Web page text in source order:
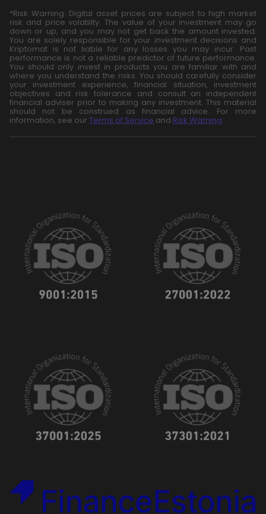
*Risk Warning: Digital asset prices are subject to high market
risk and price volatility. The value of your investment may go
down or up, and you may not get back the amount invested.
You are solely responsible for your investment decisions and
Kriptomat is not liable for any losses you may incur. Past
performance is not a reliable predictor of future performance.
You should only invest in products you are familiar with and
where you understand the risks. You should carefully consider
your investment experience, financial situation, investment
objectives and risk tolerance and consult an independent
financial adviser prior to making any investment. This material
should not be construed as financial advice. For more
information, see our Terms of Service and Risk Warning.